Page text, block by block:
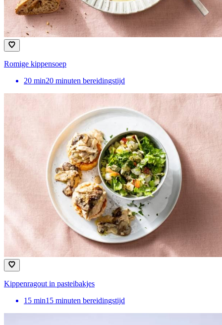
Romige kippensoep
20 min20 minuten bereidingstijd
Kippenragout in pasteibakjes
15 min15 minuten bereidingstijd